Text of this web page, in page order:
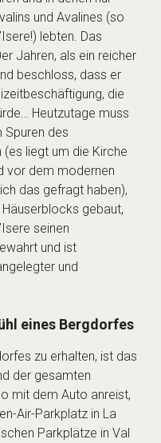
und Avalines (so
lebten. Das
Jahren, als ein reicher
beschloss, dass er
die
Heutzutage muss
Spuren des
(es liegt um die Kirche
vor dem modernen
das gefragt haben),
gebaut,
seinen
und ist
und
eines Bergdorfes
zu erhalten, ist das
der gesamten
mit dem Auto anreist,
Air-Parkplatz in La
Parkplätze in Val